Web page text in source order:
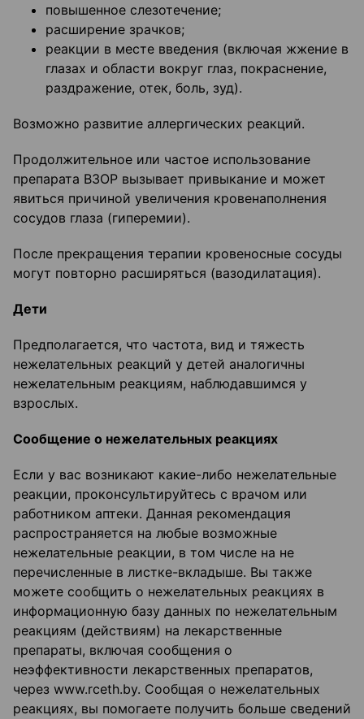
повышенное слезотечение;
расширение зрачков;
реакции в месте введения (включая жжение в
глазах и области вокруг глаз, покраснение,
раздражение, отек, боль, зуд).
Возможно развитие аллергических реакций.
Продолжительное или частое использование
препарата ВЗОР вызывает привыкание и может
явиться причиной увеличения кровенаполнения
сосудов глаза (гиперемии).
После прекращения терапии кровеносные сосуды
могут повторно расширяться (вазодилатация).
Дети
Предполагается, что частота, вид и тяжесть
нежелательных реакций у детей аналогичны
нежелательным реакциям, наблюдавшимся у
взрослых.
Сообщение о нежелательных реакциях
Если у вас возникают какие-либо нежелательные
реакции, проконсультируйтесь с врачом или
работником аптеки. Данная рекомендация
распространяется на любые возможные
нежелательные реакции, в том числе на не
перечисленные в листке-вкладыше. Вы также
можете сообщить о нежелательных реакциях в
информационную базу данных по нежелательным
реакциям (действиям) на лекарственные
препараты, включая сообщения о
неэффективности лекарственных препаратов,
через www.rceth.by. Сообщая о нежелательных
реакциях, вы помогаете получить больше сведений